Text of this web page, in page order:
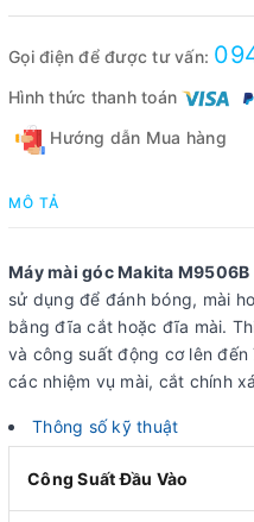
Gọi điện để được tư vấn:
Hình thức thanh toán
Hướng dẫn Mua hàng
MÔ TẢ
Máy mài góc Makita M9506B
sử dụng để đánh bóng, mài
bằng đĩa cắt hoặc đĩa mài.
và công suất động cơ lên
các nhiệm vụ mài, cắt chính
Thông số kỹ thuật
Công Suất Đầu Vào